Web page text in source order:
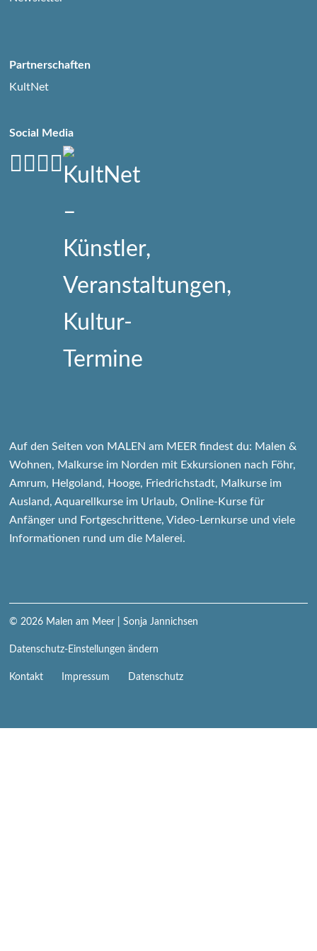
Partnerschaften
KultNet
Social Media
Auf den Seiten von MALEN am MEER findest du: Malen &
Wohnen, Malkurse im Norden mit Exkursionen nach Föhr,
Amrum, Helgoland, Hooge, Friedrichstadt, Malkurse im
Ausland, Aquarellkurse im Urlaub, Online-Kurse für
Anfänger und Fortgeschrittene, Video-Lernkurse und viele
Informationen rund um die Malerei.
© 2026 Malen am Meer | Sonja Jannichsen
Datenschutz-Einstellungen ändern
Navigation
Kontakt Impressum Datenschutz